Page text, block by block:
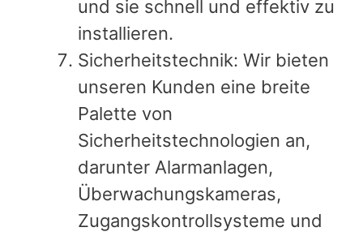
und sie schnell und effektiv zu
installieren.
Sicherheitstechnik: Wir bieten
unseren Kunden eine breite
Palette von
Sicherheitstechnologien an,
darunter Alarmanlagen,
Überwachungskameras,
Zugangskontrollsysteme und